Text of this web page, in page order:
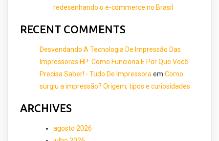
redesenhando o e-commerce no Brasil
RECENT COMMENTS
Desvendando A Tecnologia De Impressão Das
Impressoras HP: Como Funciona E Por Que Você
Precisa Saber! - Tudo De Impressora em Como
surgiu a impressão? Origem, tipos e curiosidades
ARCHIVES
agosto 2026